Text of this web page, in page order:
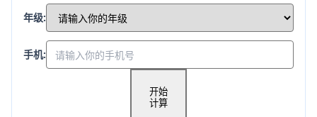
年级:
手机:
开始